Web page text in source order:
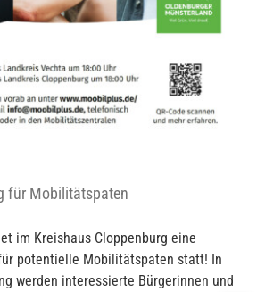
für Mobilitätspaten
im Kreishaus Cloppenburg eine
potentielle Mobilitätspaten statt! In
werden interessierte Bürgerinnen und